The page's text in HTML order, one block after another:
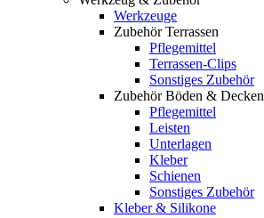
Werkzeuge
Zubehör Terrassen
Pflegemittel
Terrassen-Clips
Sonstiges Zubehör
Zubehör Böden & Decken
Pflegemittel
Leisten
Unterlagen
Kleber
Schienen
Sonstiges Zubehör
Kleber & Silikone